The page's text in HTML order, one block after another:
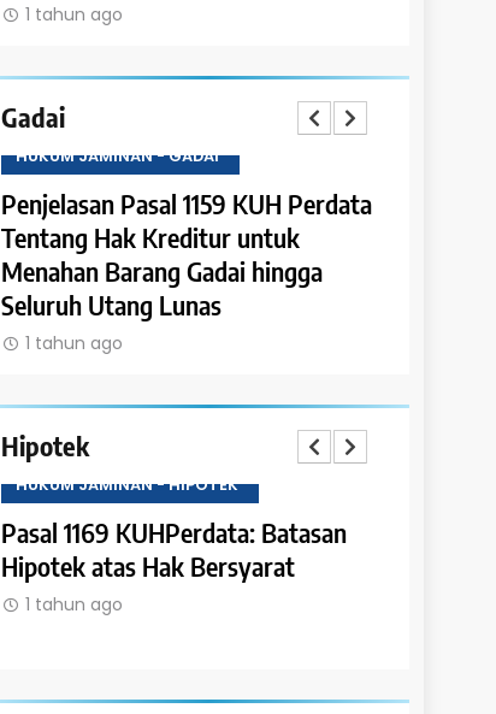
1 tahun ago
Gadai
HUKUM JAMINAN - GADAI
Penjelasan Pasal 1159 KUH Perdata
Tentang Hak Kreditur untuk
Menahan Barang Gadai hingga
Seluruh Utang Lunas
1 tahun ago
Hipotek
HUKUM JAMINAN - HIPOTEK
Pasal 1169 KUHPerdata: Batasan
Hipotek atas Hak Bersyarat
1 tahun ago